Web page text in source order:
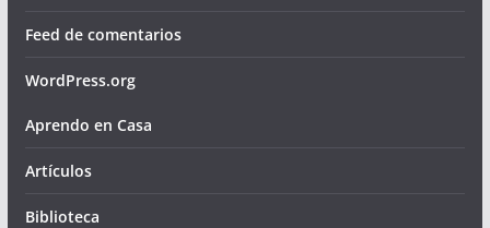
Feed de comentarios
WordPress.org
Aprendo en Casa
Artículos
Biblioteca